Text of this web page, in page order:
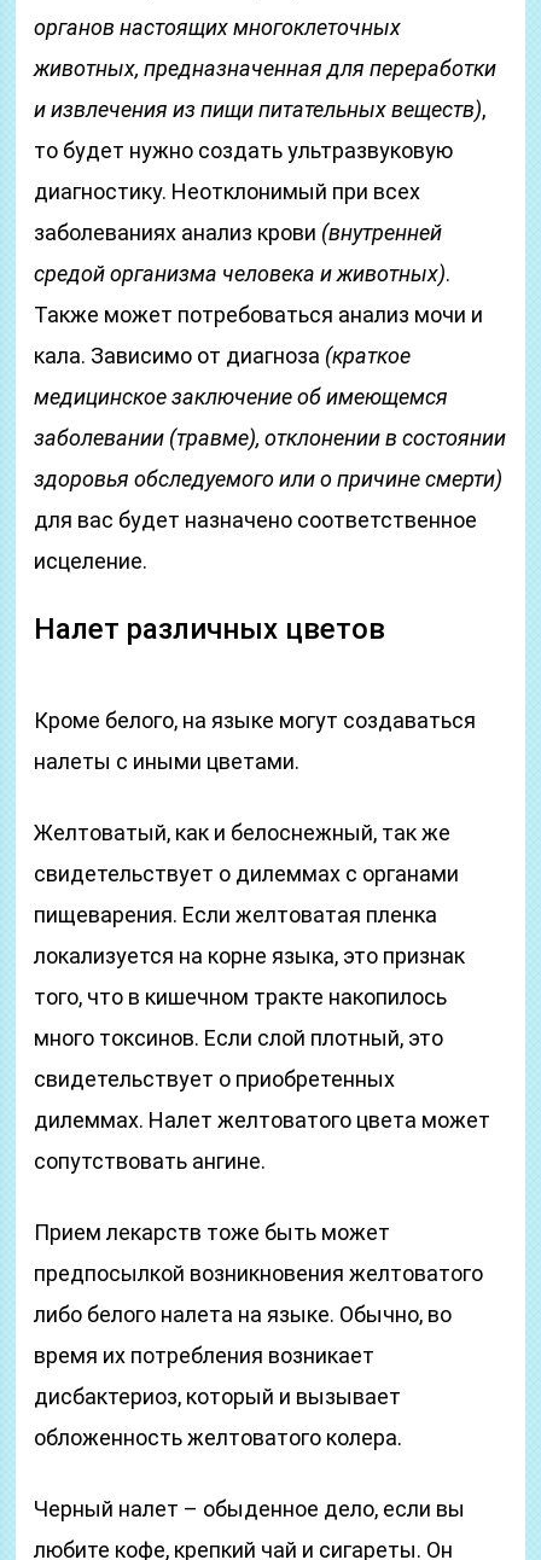
органов настоящих многоклеточных
животных, предназначенная для переработки
и извлечения из пищи питательных веществ),
то будет нужно создать ультразвуковую
диагностику. Неотклонимый при всех
заболеваниях анализ крови (внутренней
средой организма человека и животных).
Также может потребоваться анализ мочи и
кала. Зависимо от диагноза (краткое
медицинское заключение об имеющемся
заболевании (травме), отклонении в состоянии
здоровья обследуемого или о причине смерти)
для вас будет назначено соответственное
исцеление.
Налет различных цветов
Кроме белого, на языке могут создаваться
налеты с иными цветами.
Желтоватый, как и белоснежный, так же
свидетельствует о дилеммах с органами
пищеварения. Если желтоватая пленка
локализуется на корне языка, это признак
того, что в кишечном тракте накопилось
много токсинов. Если слой плотный, это
свидетельствует о приобретенных
дилеммах. Налет желтоватого цвета может
сопутствовать ангине.
Прием лекарств тоже быть может
предпосылкой возникновения желтоватого
либо белого налета на языке. Обычно, во
время их потребления возникает
дисбактериоз, который и вызывает
обложенность желтоватого колера.
Черный налет – обыденное дело, если вы
любите кофе, крепкий чай и сигареты. Он